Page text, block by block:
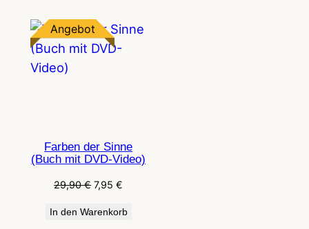
AngebotProdukt
im
Farben der Sinne
(Buch mit DVD-Video)
29,90€ Ursprünglicher
war:
7,95€
ist:
In den Warenkorb